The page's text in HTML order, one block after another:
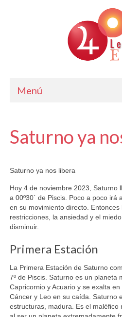
Menú
Cursos de Astrología
Blog. Horóscopo Gratis
Letizia Emo
Contáctame
Saturno ya
Saturno ya nos libera
Hoy 4 de noviembre 2023, Saturno
a 00º30´ de Piscis. Poco a poco irá
en su movimiento directo. Entonces
restricciones, la ansiedad y el
disminuir.
Primera Estación
La Primera Estación de Saturno
7º de Piscis. Saturno es un planeta
Capricornio y Acuario y se exalta
Cáncer y Leo en su caída. Saturno
estructuras, madura. Es el maléfico